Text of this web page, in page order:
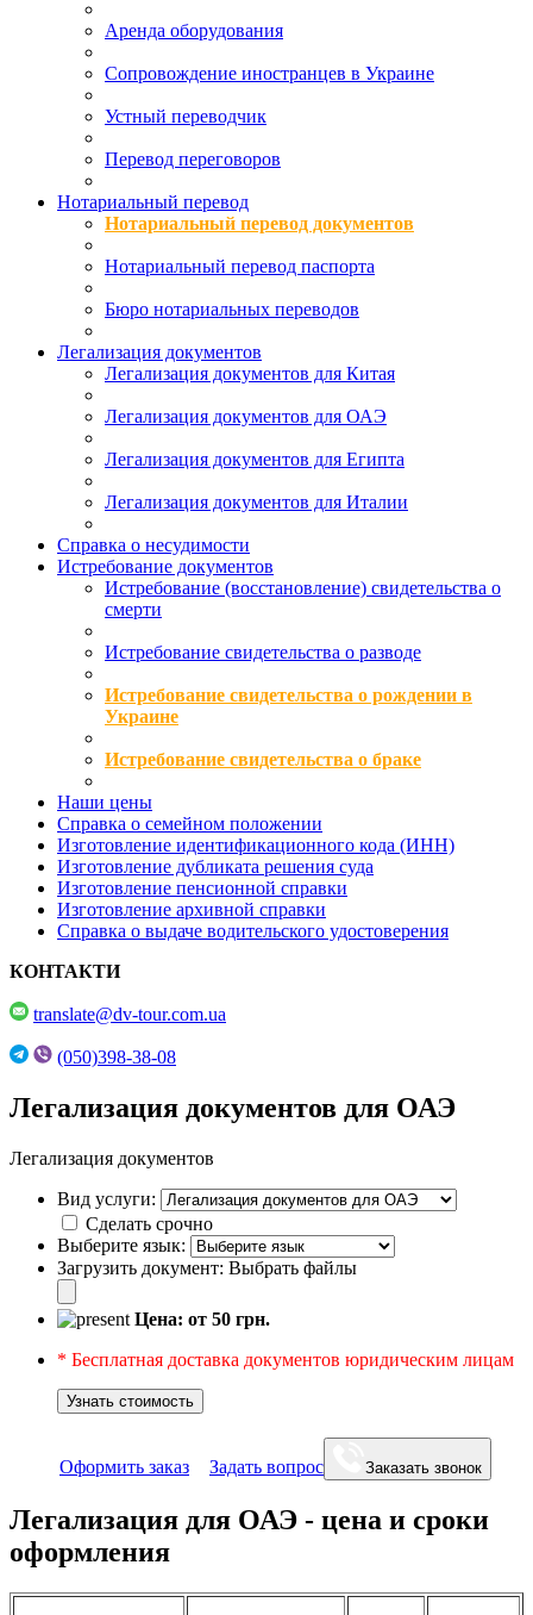
Аренда оборудования
Сопровождение иностранцев в Украине
Устный переводчик
Перевод переговоров
Нотариальный перевод
Нотариальный перевод документов
Нотариальный перевод паспорта
Бюро нотариальных переводов
Легализация документов
Легализация документов для Китая
Легализация документов для ОАЭ
Легализация документов для Египта
Легализация документов для Италии
Справка о несудимости
Истребование документов
Истребование (восстановление) свидетельства о
смерти
Истребование свидетельства о разводе
Истребование свидетельства о рождении в
Украине
Истребование свидетельства о браке
Наши цены
Справка о семейном положении
Изготовление идентификационного кода (ИНН)
Изготовление дубликата решения суда
Изготовление пенсионной справки
Изготовление архивной справки
Справка о выдаче водительского удостоверения
КОНТАКТИ
translate@dv-tour.com.ua
(050)398-38-08
Легализация документов для ОАЭ
Легализация документов
Вид услуги:
Сделать срочно
Выберите язык:
Загрузить документ: Выбрать файлы
Цена: от 50 грн.
* Бесплатная доставка документов юридическим лицам
Узнать стоимость
Оформить заказ Задать вопрос Заказать звонок
Легализация для ОАЭ - цена и сроки
оформления